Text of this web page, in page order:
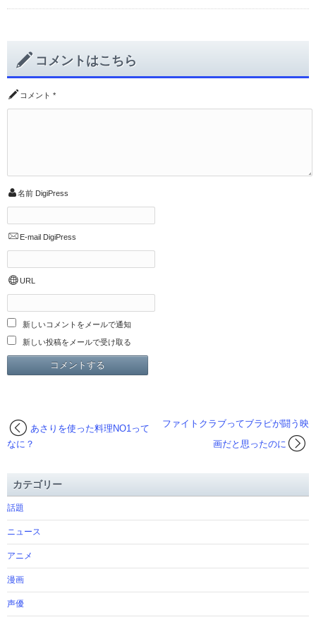
コメントはこちら
コメント *
名前 DigiPress
E-mail DigiPress
URL
新しいコメントをメールで通知
新しい投稿をメールで受け取る
ファイトクラブってブラピが闘う映
画だと思ったのに
あさりを使った料理NO1って
なに？
カテゴリー
話題
ニュース
アニメ
漫画
声優